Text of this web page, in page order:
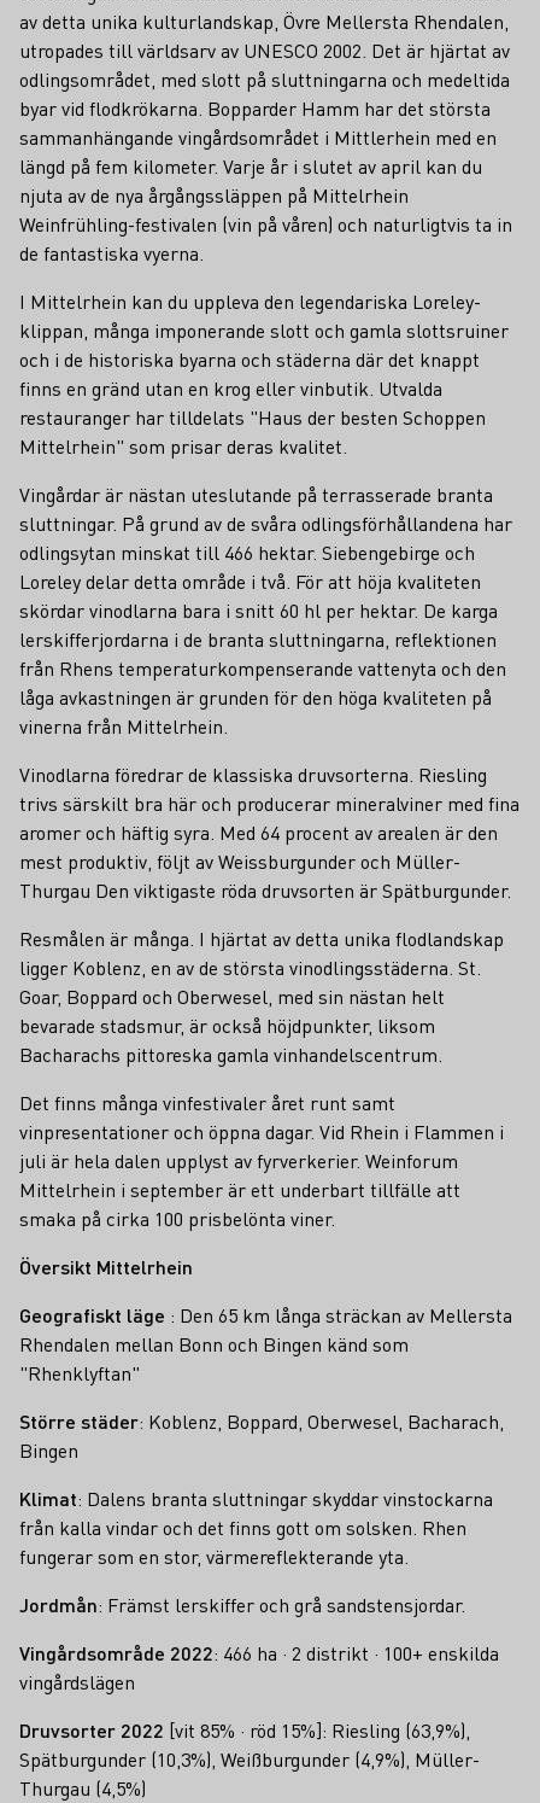
av detta unika kulturlandskap, Övre Mellersta Rhendalen,
utropades till världsarv av UNESCO 2002. Det är hjärtat av
odlingsområdet, med slott på sluttningarna och medeltida
byar vid flodkrökarna. Bopparder Hamm har det största
sammanhängande vingårdsområdet i Mittlerhein med en
längd på fem kilometer. Varje år i slutet av april kan du
njuta av de nya årgångssläppen på Mittelrhein
Weinfrühling-festivalen (vin på våren) och naturligtvis ta in
de fantastiska vyerna.
I Mittelrhein kan du uppleva den legendariska Loreley-
klippan, många imponerande slott och gamla slottsruiner
och i de historiska byarna och städerna där det knappt
finns en gränd utan en krog eller vinbutik. Utvalda
restauranger har tilldelats "Haus der besten Schoppen
Mittelrhein" som prisar deras kvalitet.
Vingårdar är nästan uteslutande på terrasserade branta
sluttningar. På grund av de svåra odlingsförhållandena har
odlingsytan minskat till 466 hektar. Siebengebirge och
Loreley delar detta område i två. För att höja kvaliteten
skördar vinodlarna bara i snitt 60 hl per hektar. De karga
lerskifferjordarna i de branta sluttningarna, reflektionen
från Rhens temperaturkompenserande vattenyta och den
låga avkastningen är grunden för den höga kvaliteten på
vinerna från Mittelrhein.
Vinodlarna föredrar de klassiska druvsorterna. Riesling
trivs särskilt bra här och producerar mineralviner med fina
aromer och häftig syra. Med 64 procent av arealen är den
mest produktiv, följt av Weissburgunder och Müller-
Thurgau Den viktigaste röda druvsorten är Spätburgunder.
Resmålen är många. I hjärtat av detta unika flodlandskap
ligger Koblenz, en av de största vinodlingsstäderna. St.
Goar, Boppard och Oberwesel, med sin nästan helt
bevarade stadsmur, är också höjdpunkter, liksom
Bacharachs pittoreska gamla vinhandelscentrum.
Det finns många vinfestivaler året runt samt
vinpresentationer och öppna dagar. Vid Rhein i Flammen i
juli är hela dalen upplyst av fyrverkerier. Weinforum
Mittelrhein i september är ett underbart tillfälle att
smaka på cirka 100 prisbelönta viner.
Översikt Mittelrhein
Geografiskt läge : Den 65 km långa sträckan av Mellersta
Rhendalen mellan Bonn och Bingen känd som
"Rhenklyftan"
Större städer: Koblenz, Boppard, Oberwesel, Bacharach,
Bingen
Klimat: Dalens branta sluttningar skyddar vinstockarna
från kalla vindar och det finns gott om solsken. Rhen
fungerar som en stor, värmereflekterande yta.
Jordmån: Främst lerskiffer och grå sandstensjordar.
Vingårdsområde 2022: 466 ha · 2 distrikt · 100+ enskilda
vingårdslägen
Druvsorter 2022 [vit 85% · röd 15%]: Riesling (63,9%),
Spätburgunder (10,3%), Weißburgunder (4,9%), Müller-
Thurgau (4,5%)